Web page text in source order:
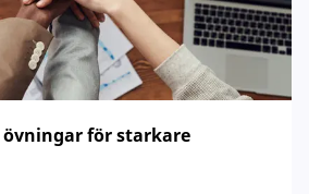
för starkare